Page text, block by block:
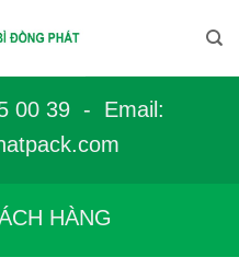
00 39 - Email:
HÀNG